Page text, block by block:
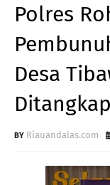
Polres
Desa
Ditangkap
Riauandalas.com